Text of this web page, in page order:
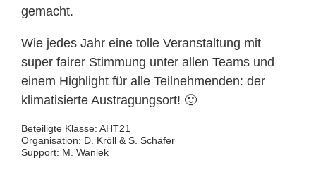
gemacht.
Wie jedes Jahr eine tolle Veranstaltung mit
super fairer Stimmung unter allen Teams und
einem Highlight für alle Teilnehmenden: der
klimatisierte Austragungsort! 🙂
Beteiligte Klasse: AHT21
Organisation: D. Kröll & S. Schäfer
Support: M. Waniek